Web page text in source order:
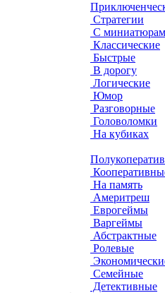
Стратегии
С
Классические
Быстрые
В дорогу
Логические
Юмор
Разговорные
Головоломки
На кубиках
На память
Америтреш
Еврогеймы
Варгеймы
Абстрактные
Ролевые
Семейные
Детективные